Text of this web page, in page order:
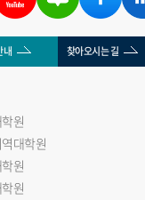
내 찾아오시는 길
원
대학원
원
원